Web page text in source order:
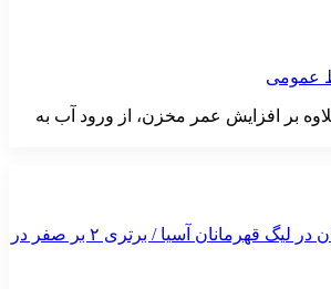
عمومی
بر افزایش عمر مخزن، از ورود آب به
آغاز خوب سپاهان در لیگ قهرمانان آسیا / برتری ۲ بر صفر در